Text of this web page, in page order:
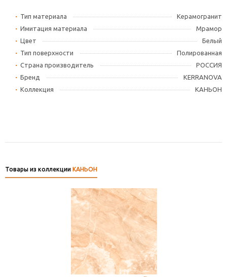
Тип материала
Керамогранит
Имитация материала
Мрамор
Цвет
Белый
Тип поверхности
Полированная
Страна производитель
РОССИЯ
Бренд
KERRANOVA
Коллекция
КАНЬОН
Товары из коллекции КАНЬОН